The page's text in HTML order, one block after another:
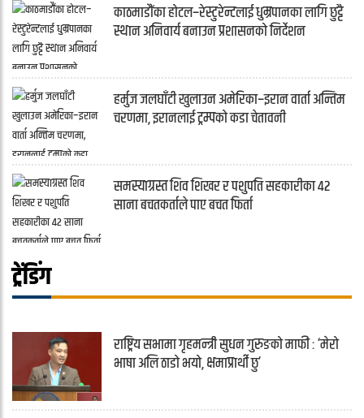
काठमाडौंका होटल–रेस्टुरेन्टलाई धुम्रपानका लागि छुट्टै
स्थान अनिवार्य बनाउन प्रशासनको निर्देशन
हर्मुज जलघाँटी खुलाउन अमेरिका–इरान वार्ता अन्तिम
चरणमा, इरानलाई ट्रम्पको कडा चेतावनी
समस्याग्रस्त शिव शिखर र पशुपति सहकारीका ४२
साना बचतकर्ताले पाए बचत फिर्ता
ट्रेंडिंग
राष्ट्रिय सभामा गृहमन्त्री सुधन गुरुङको माफी : ‘मेरो
भाषा अलि ठाडो भयो, क्षमाप्रार्थी छु’